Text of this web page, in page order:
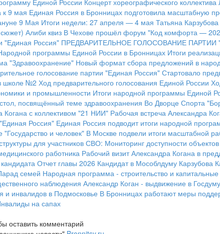
Единой России Концерт хореографического
к 9 мая Единая Россия в Бронницах подготовила масштабную
9 Мая Итоги недели: 27 апреля — 4 мая Татьяна
Алиби квиз В Чехове прошёл форум "Код комфорта —
"Единая Россия" ПРЕДВАРИТЕЛЬНОЕ ГОЛОСОВАНИЕ
программы Единой России в Бронницах Итоги
"Здравоохранение" Новый формат сбора предложений в
голосование партии "Единая Россия" Стартовало
школе №2 Ход предварительного голосования Единой России
и промышленности Итоги народной программы Единой
посвящённый теме здравоохранения Во Дворце Спорта
Когана с коллективом "21 НИИ" Рабочая встреча Александра
Россия" Единая Россия подводит итоги народной
и человек" В Москве подвели итоги масштабной
для участников СВО: Мониторинг доступности
работника Рабочий визит Александра Когана в
Отчет главы 2026 Кандидат в Мособлдуму Карзубова
семей Народная программа - строительство и
наблюдения Александр Коган - выдвижение в Госдуму
и инвалидов в Подмосковье В Бронницах работают меры
на сапах
оставить комментарий